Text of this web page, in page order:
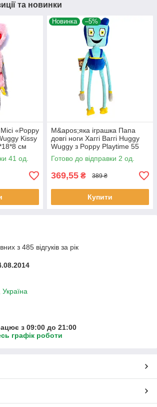
та новинки
«Poppy
Kissy
см
41 од.
Новинка –5%
М&apos;яка іграшка Папа
довгі ноги Хаггі Ваггі Huggy
Wuggy з Poppy Playtime 55
см (00517-4)
Готово до відправки 2 од.
369,55 ₴ 389 ₴
Купити
з 485 відгуків за рік
з 09:00 до 21:00
графік роботи